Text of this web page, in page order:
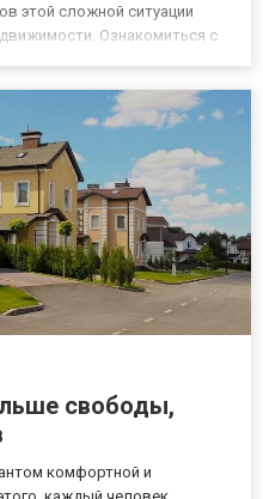
этой сложной ситуации
Ознакомиться с
свободы,
комфортной и